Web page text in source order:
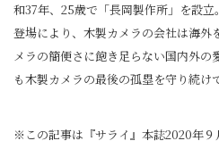
和37年、25歳で「長岡製作所」を設
登場により、木製カメラの会社は海外
メラの簡便さに飽き足らない国内外
も木製カメラの最後の孤塁を守り続け
※この記事は『サライ』本誌2020年９